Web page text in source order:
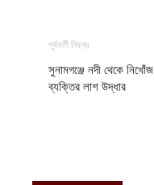
পূর্ববর্তী নিবন্ধ
সুনামগঞ্জে নদী থেকে নিখোঁজ
ব্যক্তির লাশ উদ্ধার